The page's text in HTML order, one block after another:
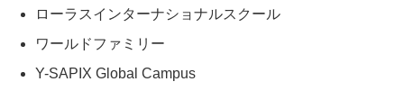
ローラスインターナショナルスクール
ワールドファミリー
Y-SAPIX Global Campus